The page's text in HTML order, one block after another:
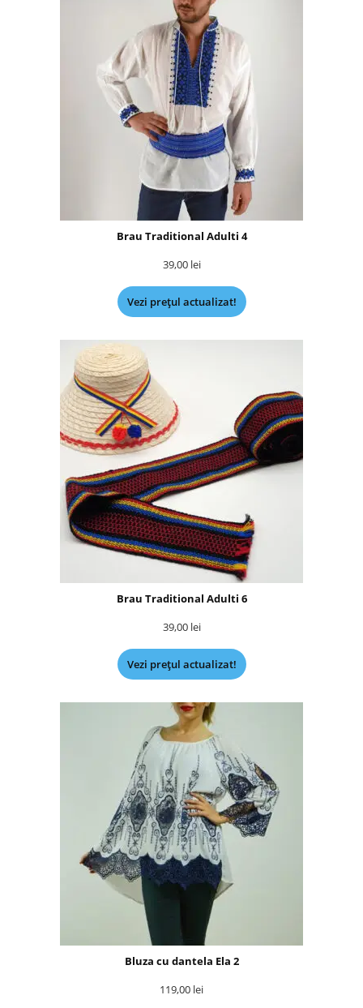
Brau Traditional Adulti 4
39,00 lei
Vezi prețul actualizat!
Brau Traditional Adulti 6
39,00 lei
Vezi prețul actualizat!
Bluza cu dantela Ela 2
119,00 lei